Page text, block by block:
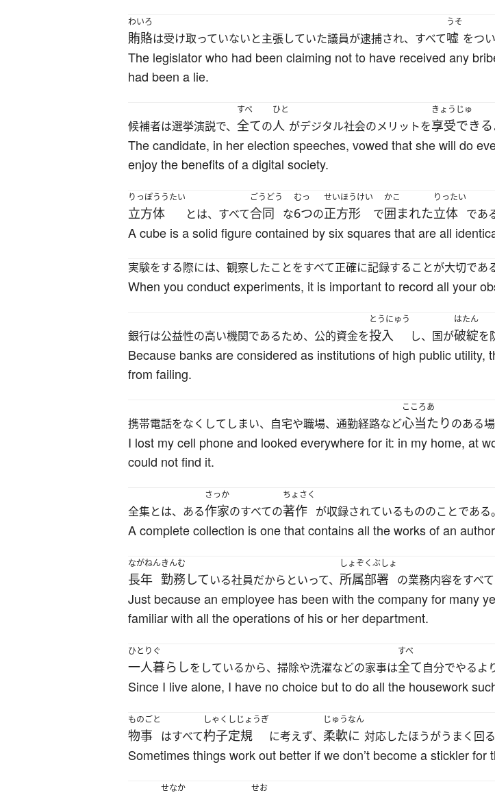
わいろ
賄賂は受け取っていないと主張していた議員が逮捕され、すべて
うそ
嘘 をつ
The legislator who had been claiming not to have received any
had been a lie.
候補者は選挙演説で、
すべ
全ての
ひと
人 がデジタル社会のメリットを
きょうじゅ
享受できる
The candidate, in her election speeches, vowed that she will do
enjoy the benefits of a digital society.
りっぽううたい
立方体 とは、すべて
ごうどう
合同 な
むっ
6つの
せいほうけい
正方形 で
かこ
囲まれた
りったい
立体 であ
A cube is a solid figure contained by six squares that are all
実験をする際には、観察したことをすべて正確に記録することが大切であ
When you conduct experiments, it is important to record all your
銀行は公益性の高い機関であるため、公的資金を
とうにゅう
投入 し、国が
はたん
破綻を
Because banks are considered as institutions of high public
from failing.
携帯電話をなくしてしまい、自宅や職場、通勤経路など
こころあ
心当たりのある
I lost my cell phone and looked everywhere for it: in my home, at
could not find it.
全集とは、ある
さっか
作家のすべての
ちょさく
著作 が収録されているもののことである。
A complete collection is one that contains all the works of an
ながねん
長年
きんむ
勤務している社員だからといって、
しょぞくぶしょ
所属部署 の業務内容をすべて
Just because an employee has been with the company for many
familiar with all the operations of his or her department.
ひとりぐ
一人暮らしをしているから、掃除や洗濯などの家事は
すべ
全て自分でやるよ
Since I live alone, I have no choice but to do all the housework
ものごと
物事 はすべて
しゃくしじょうぎ
杓子定規 に考えず、
じゅうなん
柔軟に 対応したほうがうまく回
Sometimes things work out better if we don’t become a stickler
せなか せお